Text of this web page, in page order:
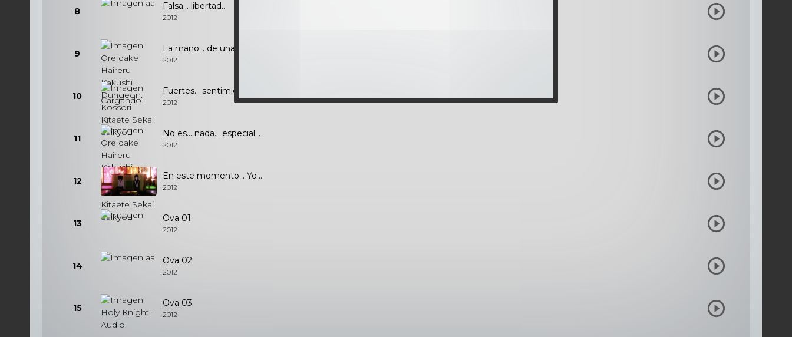
8 Falsa... libertad...
2012
9 La mano... de una madre...
2012
10 Fuertes... sentimientos...
2012
11 No es... nada... especial...
2012
12 En este momento... Yo...
2012
13 Ova 01
2012
14 Ova 02
2012
15 Ova 03
2012